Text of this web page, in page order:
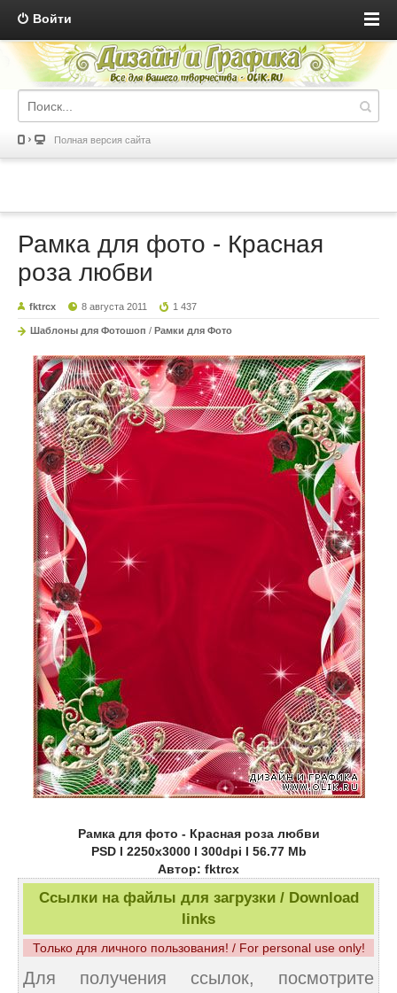
Войти
Полная версия сайта
Рамка для фото - Красная
роза любви
fktrcx 8 августа 2011 1 437
Шаблоны для Фотошоп / Рамки для Фото
Рамка для фото - Красная роза любви
PSD l 2250x3000 l 300dpi l 56.77 Mb
Автор: fktrcx
Ссылки на файлы для загрузки / Download
links
Только для личного пользования! / For personal use only!
Для получения ссылок, посмотрите